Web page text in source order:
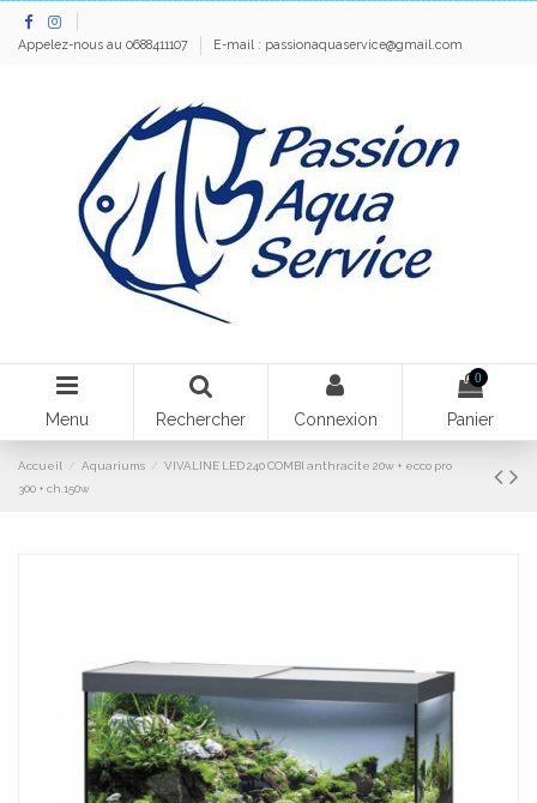
Appelez-nous au 0688411107 E-mail : passionaquaservice@gmail.com
Menu Rechercher Connexion
0
Panier
Accueil Aquariums
VIVALINE LED 240 COMBI anthracite 20w + ecco pro
300 + ch.150w